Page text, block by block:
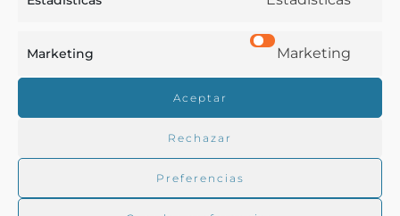
Marketing Marketing
Aceptar
Rechazar
Preferencias
COMPARTIR
Buscar en la biblioteca
Biblioteca digital Duque de Ahumada